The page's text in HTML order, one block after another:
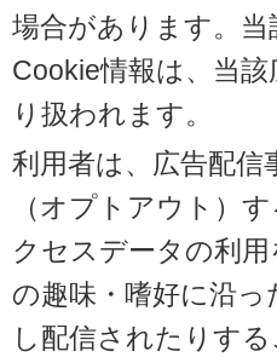
場合があります。
Cookie情報は、当
り扱われます。
利用者は、広告配
（オプトアウト）
クセスデータの利
の趣味・嗜好に沿
し配信されたりする